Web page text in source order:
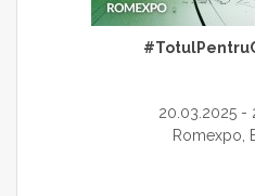
20.03.2025 -
Romexpo,